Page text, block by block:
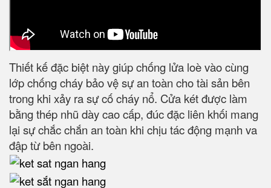
Thiết kế đặc biệt này giúp chống lửa loè vào cùng
lớp chống cháy bảo vệ sự an toàn cho tài sản bên
trong khi xảy ra sự cố cháy nổ. Cửa két được làm
bằng thép nhũ dày cao cấp, đúc đặc liên khối mang
lại sự chắc chắn an toàn khi chịu tác động mạnh va
đập từ bên ngoài.